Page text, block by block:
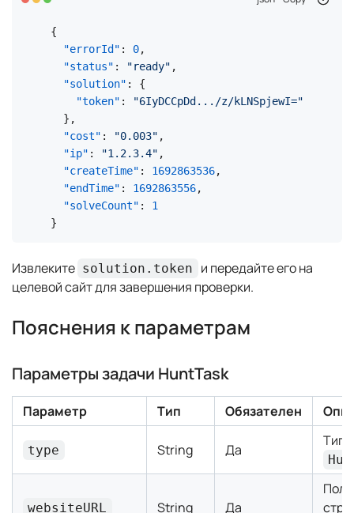
{
"errorId" : 0,
"status" : "ready" ,
"solution" :
{
"token" :
"6IyDCCpDd.../z/kLNSpjewI="
} ,
"cost" : "0.003" ,
"ip" : "1.2.3.4" ,
"createTime" : 1692863536,
"endTime" : 1692863556,
"solveCount" :
1
}
Извлеките solution.token
и передайте его на
целевой сайт для завершения проверки.
Пояснения к параметрам
Параметры задачи HuntTask
Параметр Тип Обязателен
type String Да
Тип
websiteURL String Да